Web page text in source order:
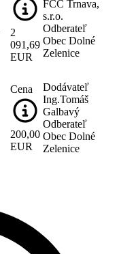
2
091,69
EUR
FCC Trnava,
s.r.o.
Odberateľ
Obec Dolné
Zelenice
Cena
200,00
EUR
Dodávateľ
Ing.Tomáš
Galbavý
Odberateľ
Obec Dolné
Zelenice